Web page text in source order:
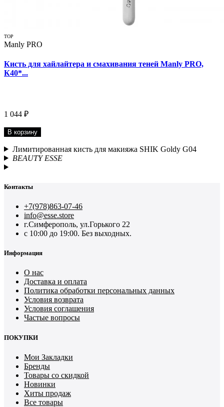
TOP
Manly PRO
Кисть для хайлайтера и смахивания теней Manly PRO,
К40*...
1 044 ₽
В корзину
Лимитированная кисть для макияжа SHIK Goldy G04
BEAUTY ESSE
Контакты
+7(978)863-07-46
info@esse.store
г.Симферополь, ул.Горького 22
с 10:00 до 19:00. Без выходных.
Информация
О нас
Доставка и оплата
Политика обработки персональных данных
Условия возврата
Условия соглашения
Частые вопросы
ПОКУПКИ
Мои Закладки
Бренды
Товары со скидкой
Новинки
Хиты продаж
Все товары